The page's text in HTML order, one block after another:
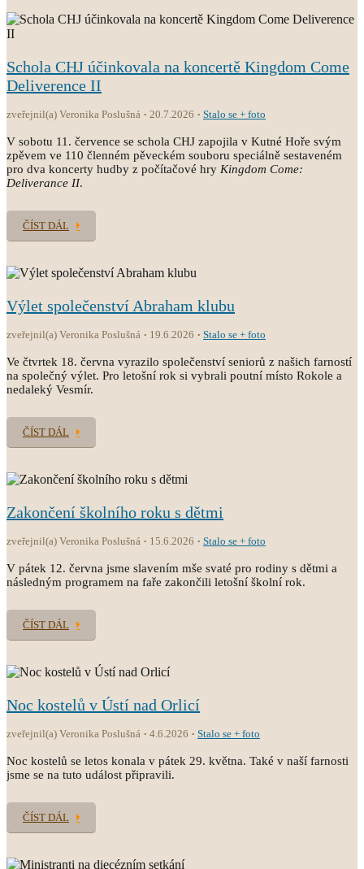
Schola CHJ účinkovala na koncertě Kingdom Come
Deliverence II
zveřejnil(a) Veronika Poslušná 20.7.2026 Stalo se + foto
V sobotu 11. července se schola CHJ zapojila v Kutné Hoře svým
zpěvem ve 110 členném pěveckém souboru speciálně sestaveném
pro dva koncerty hudby z počítačové hry Kingdom Come:
Deliverance II.
ČÍST DÁL
Výlet společenství Abraham klubu
zveřejnil(a) Veronika Poslušná 19.6.2026 Stalo se + foto
Ve čtvrtek 18. června vyrazilo společenství seniorů z našich farností
na společný výlet. Pro letošní rok si vybrali poutní místo Rokole a
nedaleký Vesmír.
ČÍST DÁL
Zakončení školního roku s dětmi
zveřejnil(a) Veronika Poslušná 15.6.2026 Stalo se + foto
V pátek 12. června jsme slavením mše svaté pro rodiny s dětmi a
následným programem na faře zakončili letošní školní rok.
ČÍST DÁL
Noc kostelů v Ústí nad Orlicí
zveřejnil(a) Veronika Poslušná 4.6.2026 Stalo se + foto
Noc kostelů se letos konala v pátek 29. května. Také v naší farnosti
jsme se na tuto událost připravili.
ČÍST DÁL